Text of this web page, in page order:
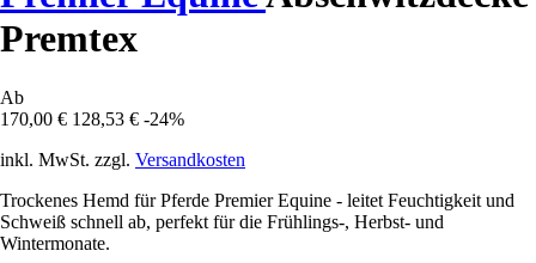
Premtex
Ab
170,00 € 128,53 € -24%
inkl. MwSt. zzgl. Versandkosten
Trockenes Hemd für Pferde Premier Equine - leitet Feuchtigkeit und
Schweiß schnell ab, perfekt für die Frühlings-, Herbst- und
Wintermonate.